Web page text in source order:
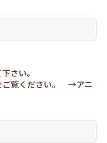
さい。
ご覧ください。 →アニ